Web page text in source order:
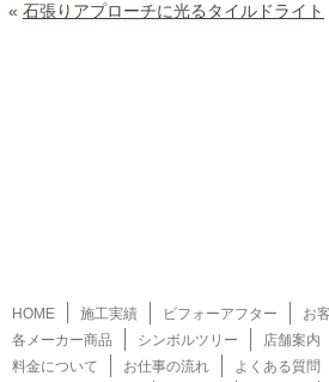
« 石張りアプローチに光るタイルドライト
HOME 施工実績 ビフォーアフター お
各メーカー商品
シンボルツリー 店舗案内
料金について
お仕事の流れ よくある質問